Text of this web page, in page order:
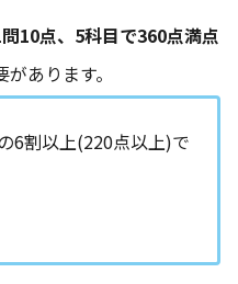
10点、5科目で360点満点
あります。
6割以上(220点以上)で